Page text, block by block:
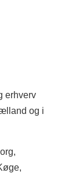
erhverv
og i